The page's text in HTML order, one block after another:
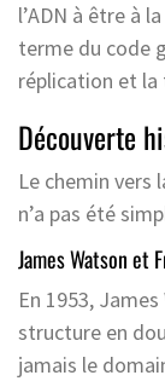
l’ADN à être à
terme du code
réplication et
Découverte
Le chemin vers
n’a pas été
James Watson et
En 1953,
structure en
jamais le